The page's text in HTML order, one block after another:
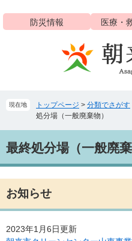
ジ
ュ
文
へ
防災情報 医療・
現在地 トップページ > 分類でさがす
処分場（一般廃棄物）
文最終処分場（一般廃棄
お知らせ
2023年1月6日更新